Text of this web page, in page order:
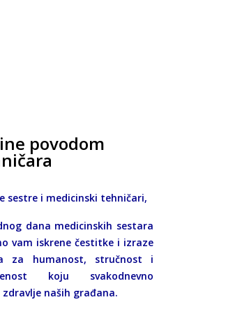
povodom
sestre i medicinski tehničari,
dana medicinskih sestara
vam iskrene čestitke i izraze
za humanost, stručnost i
koju svakodnevno
naših građana.